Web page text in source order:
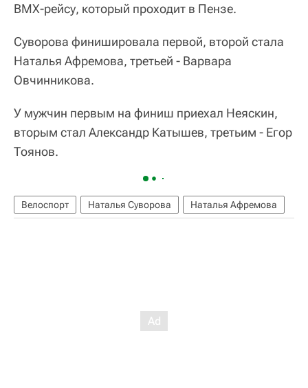
ВМХ-рейсу, который проходит в Пензе.
Суворова финишировала первой, второй стала
Наталья Афремова, третьей - Варвара
Овчинникова.
У мужчин первым на финиш приехал Неяскин,
вторым стал Александр Катышев, третьим - Егор
Тоянов.
Велоспорт Наталья Суворова Наталья Афремова